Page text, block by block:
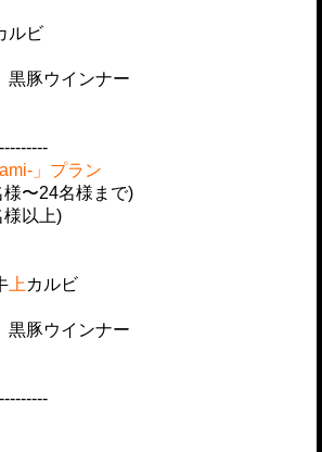
ルビ
豚ウインナー
」プラン
〜24名様まで)
様以上)
上カルビ
豚ウインナー